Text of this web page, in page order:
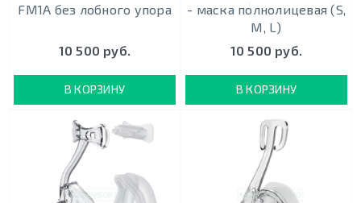
FM1A без лобного упора
10 500 руб.
В КОРЗИНУ
- маска полнолицевая (S,
M, L)
10 500 руб.
В КОРЗИНУ